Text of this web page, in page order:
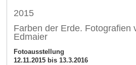
2015
Farben der Erde. Fotografien
Edmaier
Fotoausstellung
12.11.2015 bis 13.3.2016